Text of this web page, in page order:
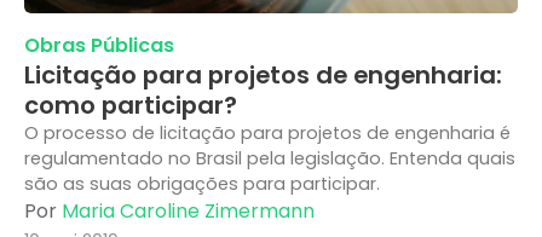
Obras Públicas
Licitação para projetos de engenharia:
como participar?
O processo de licitação para projetos de engenharia é
regulamentado no Brasil pela legislação. Entenda quais
são as suas obrigações para participar.
Por Maria Caroline Zimermann